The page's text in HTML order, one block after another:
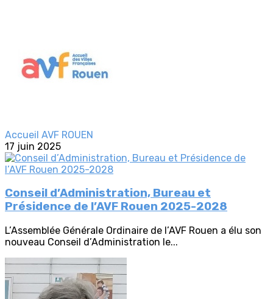
Accueil AVF ROUEN
17 juin 2025
Conseil d’Administration, Bureau et
Présidence de l’AVF Rouen 2025-2028
L’Assemblée Générale Ordinaire de l’AVF Rouen a élu son
nouveau Conseil d’Administration le...